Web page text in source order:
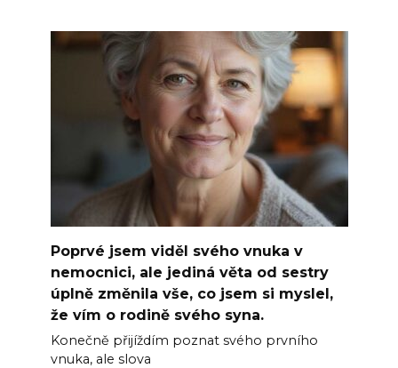
Poprvé jsem viděl svého vnuka v
nemocnici, ale jediná věta od sestry
úplně změnila vše, co jsem si myslel,
že vím o rodině svého syna.
Konečně přijíždím poznat svého prvního
vnuka, ale slova